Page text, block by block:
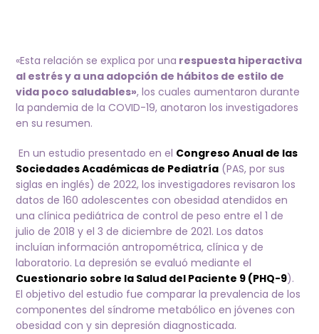
«Esta relación se explica por una respuesta hiperactiva
al estrés y a una adopción de hábitos de estilo de
vida poco saludables», los cuales aumentaron durante
la pandemia de la COVID-19, anotaron los investigadores
en su resumen.
En un estudio presentado en el Congreso Anual de las
Sociedades Académicas de Pediatría (PAS, por sus
siglas en inglés) de 2022, los investigadores revisaron los
datos de 160 adolescentes con obesidad atendidos en
una clínica pediátrica de control de peso entre el 1 de
julio de 2018 y el 3 de diciembre de 2021. Los datos
incluían información antropométrica, clínica y de
laboratorio. La depresión se evaluó mediante el
Cuestionario sobre la Salud del Paciente 9 (PHQ-9).
El objetivo del estudio fue comparar la prevalencia de los
componentes del síndrome metabólico en jóvenes con
obesidad con y sin depresión diagnosticada.